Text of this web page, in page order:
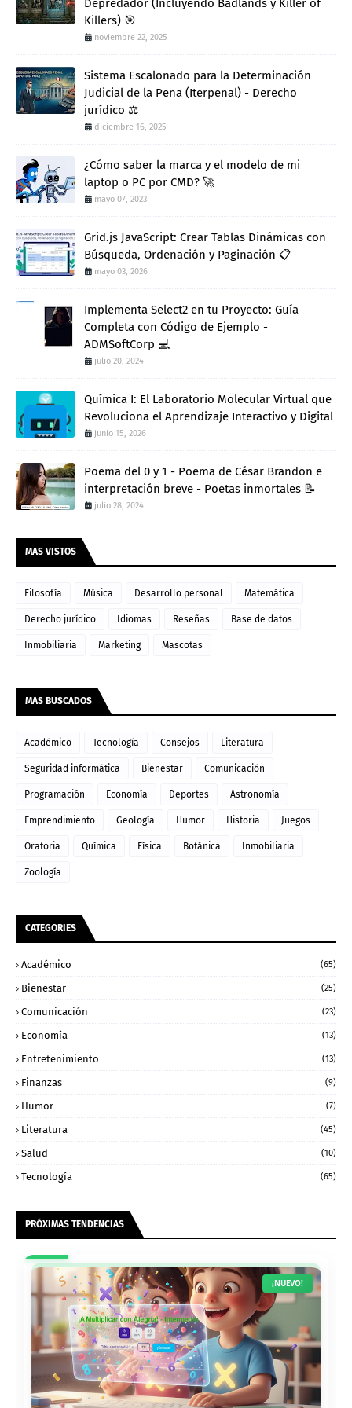
Depredador (Incluyendo Badlands y Killer of
Killers) 🎯
noviembre 22, 2025
Sistema Escalonado para la Determinación
Judicial de la Pena (Iterpenal) - Derecho
jurídico ⚖️
diciembre 16, 2025
¿Cómo saber la marca y el modelo de mi
laptop o PC por CMD? 🚀
mayo 07, 2023
Grid.js JavaScript: Crear Tablas Dinámicas con
Búsqueda, Ordenación y Paginación 📋
mayo 03, 2026
Implementa Select2 en tu Proyecto: Guía
Completa con Código de Ejemplo -
ADMSoftCorp 💻
julio 20, 2024
Química I: El Laboratorio Molecular Virtual que
Revoluciona el Aprendizaje Interactivo y Digital
junio 15, 2026
Poema del 0 y 1 - Poema de César Brandon e
interpretación breve - Poetas inmortales 📝
julio 28, 2024
MAS VISTOS
Filosofía Música Desarrollo personal Matemática
Derecho jurídico Idiomas Reseñas Base de datos
Inmobiliaria Marketing Mascotas
MAS BUSCADOS
Académico Tecnología Consejos Literatura
Seguridad informática Bienestar Comunicación
Programación Economía Deportes Astronomía
Emprendimiento Geología Humor Historia Juegos
Oratoria Química Física Botánica Inmobiliaria
Zoología
CATEGORIES
Académico (65)
Bienestar (25)
Comunicación (23)
Economía (13)
Entretenimiento (13)
Finanzas (9)
Humor (7)
Literatura (45)
Salud (10)
Tecnología (65)
PRÓXIMAS TENDENCIAS
¡NUEVO!